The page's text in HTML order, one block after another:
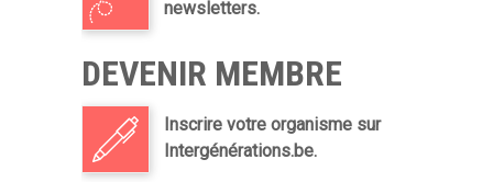
newsletters.
DEVENIR MEMBRE
Inscrire votre organisme sur
Intergénérations.be.